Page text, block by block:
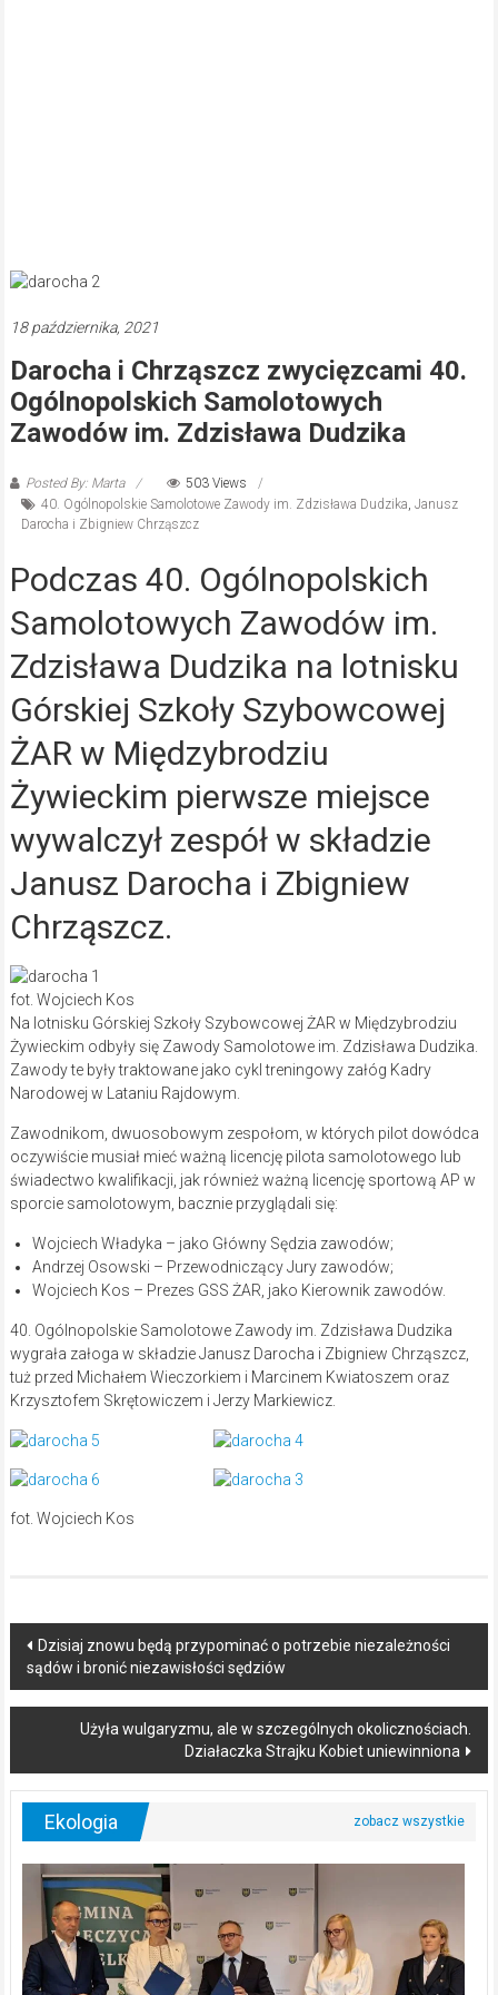
18 października, 2021
Darocha i Chrząszcz zwycięzcami 40.
Ogólnopolskich Samolotowych
Zawodów im. Zdzisława Dudzika
Posted By: Marta
503 Views
40. Ogólnopolskie Samolotowe Zawody im. Zdzisława Dudzika, Janusz
Darocha i Zbigniew Chrząszcz
Podczas 40. Ogólnopolskich
Samolotowych Zawodów im.
Zdzisława Dudzika na lotnisku
Górskiej Szkoły Szybowcowej
ŻAR w Międzybrodziu
Żywieckim pierwsze miejsce
wywalczył zespół w składzie
Janusz Darocha i Zbigniew
Chrząszcz.
fot. Wojciech Kos
Na lotnisku Górskiej Szkoły Szybowcowej ŻAR w Międzybrodziu
Żywieckim odbyły się Zawody Samolotowe im. Zdzisława Dudzika.
Zawody te były traktowane jako cykl treningowy załóg Kadry
Narodowej w Lataniu Rajdowym.
Zawodnikom, dwuosobowym zespołom, w których pilot dowódca
oczywiście musiał mieć ważną licencję pilota samolotowego lub
świadectwo kwalifikacji, jak również ważną licencję sportową AP w
sporcie samolotowym, bacznie przyglądali się:
Wojciech Władyka – jako Główny Sędzia zawodów;
Andrzej Osowski – Przewodniczący Jury zawodów;
Wojciech Kos – Prezes GSS ŻAR, jako Kierownik zawodów.
40. Ogólnopolskie Samolotowe Zawody im. Zdzisława Dudzika
wygrała załoga w składzie Janusz Darocha i Zbigniew Chrząszcz,
tuż przed Michałem Wieczorkiem i Marcinem Kwiatoszem oraz
Krzysztofem Skrętowiczem i Jerzy Markiewicz.
fot. Wojciech Kos
Post
navigation
Dzisiaj znowu będą przypominać o potrzebie niezależności
sądów i bronić niezawisłości sędziów
Użyła wulgaryzmu, ale w szczególnych okolicznościach.
Działaczka Strajku Kobiet uniewinniona
Ekologia